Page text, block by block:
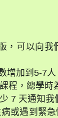
，可以向我
增加到5-7
程，總學時
7 天通知我
或遇到緊